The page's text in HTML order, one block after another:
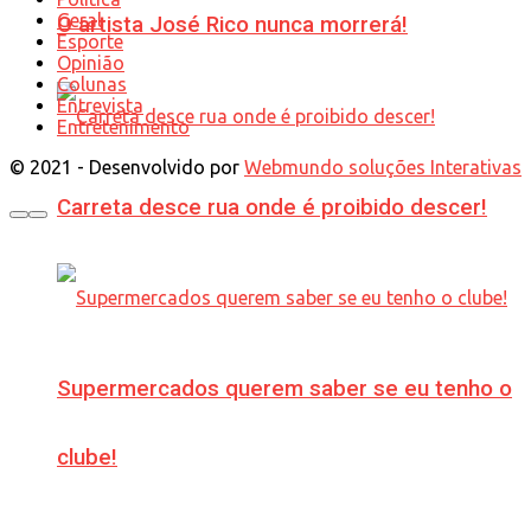
O artista José Rico nunca morrerá!
Carreta desce rua onde é proibido descer!
Supermercados querem saber se eu tenho o
clube!
Geral
Esporte
Opinião
Colunas
Entrevista
Entretenimento
© 2021 - Desenvolvido por Webmundo soluções Interativas